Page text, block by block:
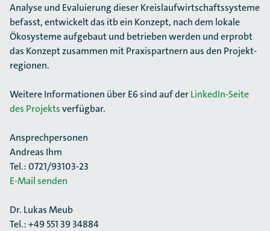
Analyse und Evaluierung dieser Kreislaufwirtschaftssysteme
befasst, entwickelt das itb ein Konzept, nach dem lokale
Ökosysteme aufgebaut und betrieben werden und erprobt
das Konzept zusammen mit Praxispartnern aus den Projekt­
regionen.
Weitere Informationen über E6 sind auf derLinkedIn-Seite
des Projektsverfügbar.
Ansprechpersonen
Andreas Ihm
Tel.: 0721/93103-23
E-Mail senden
Dr. Lukas Meub
Tel.: +49 551 39 34884